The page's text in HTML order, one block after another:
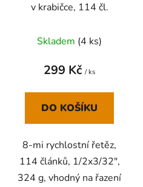
v krabičce, 114 čl.
Skladem (4 ks)
299 Kč / ks
DO KOŠÍKU
8-mi rychlostní řetěz,
114 článků, 1/2x3/32",
324 g, vhodný na řazení